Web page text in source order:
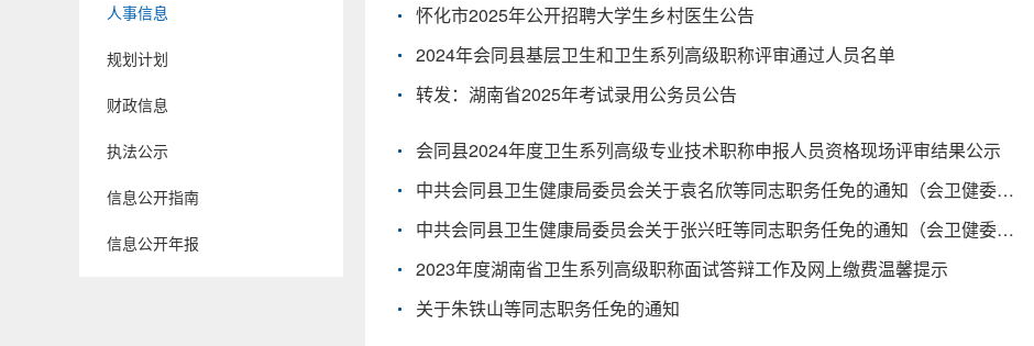
人事信息
规划计划
财政信息
执法公示
信息公开指南
信息公开年报
怀化市2025年公开招聘大学生乡村医生公告
2024年会同县基层卫生和卫生系列高级职称评审通过人员名单
转发：湖南省2025年考试录用公务员公告
会同县2024年度卫生系列高级专业技术职称申报人员资格现场评审结果公示
中共会同县卫生健康局委员会关于袁名欣等同志职务任免的通知（会卫健委发﹝2024﹞4号）
中共会同县卫生健康局委员会关于张兴旺等同志职务任免的通知（会卫健委发﹝2024﹞3号）
2023年度湖南省卫生系列高级职称面试答辩工作及网上缴费温馨提示
关于朱铁山等同志职务任免的通知